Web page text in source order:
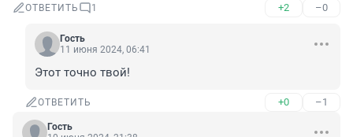
ОТВЕТИТЬ 1 +2 –0
Гость
11 июня 2024, 06:41
Этот точно твой!
ОТВЕТИТЬ +0 –1
Гость